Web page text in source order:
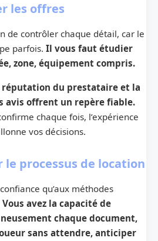
les offres
de contrôler chaque détail, car le
parfois. Il vous faut étudier
zone, équipement compris.
réputation du prestataire et la
avis offrent un repère fiable.
chaque fois, l’expérience
vos décisions.
le processus de location
qu’aux méthodes
Vous avez la capacité de
chaque document,
sans attendre, anticiper